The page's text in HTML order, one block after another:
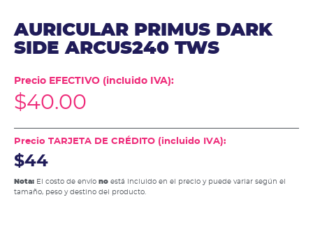
AURICULAR PRIMUS DARK
SIDE ARCUS240 TWS
Precio EFECTIVO (incluido IVA):
$40.00
Precio TARJETA DE CRÉDITO (incluido IVA):
$44
Nota: El costo de envío no está incluido en el precio y puede variar según el
tamaño, peso y destino del producto.